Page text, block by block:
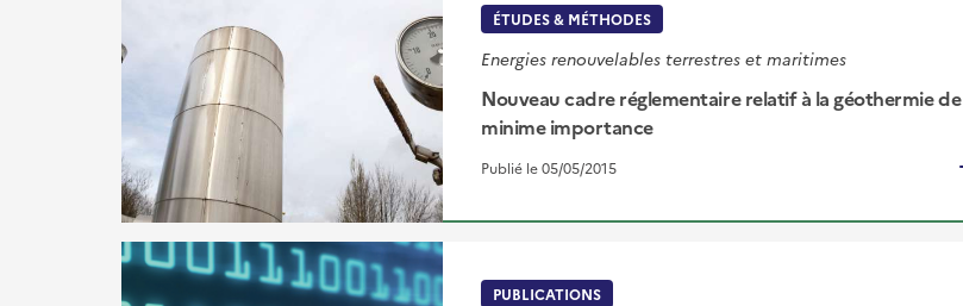
ÉTUDES & MÉTHODES
Energies renouvelables terrestres et maritimes
Nouveau cadre réglementaire relatif à la géothermie de
minime importance
Publié le 05/05/2015
PUBLICATIONS